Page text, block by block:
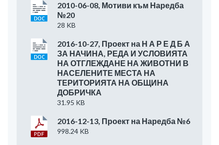
2010-06-08, Мотиви към Наредба
№20
28 KB
2016-10-27, Проект на Н А Р Е Д Б А
ЗА НАЧИНА, РЕДА И УСЛОВИЯТА
НА ОТГЛЕЖДАНЕ НА ЖИВОТНИ В
НАСЕЛЕНИТЕ МЕСТА НА
ТЕРИТОРИЯТА НА ОБЩИНА
ДОБРИЧКА
31.95 KB
2016-12-13, Проект на Наредба №6
998.24 KB